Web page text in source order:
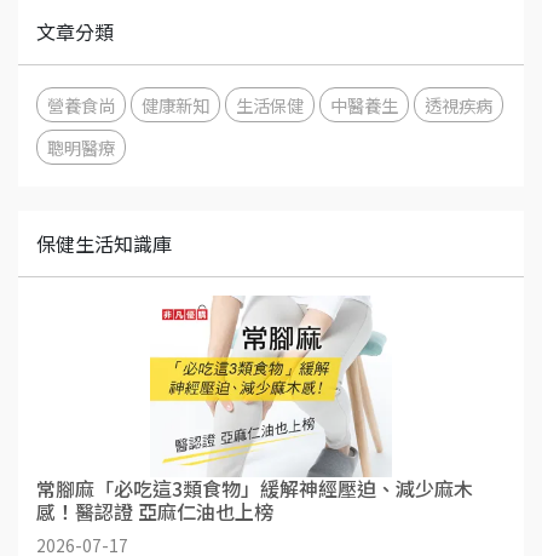
文章分類
營養食尚 健康新知 生活保健 中醫養生
透視疾病
聰明醫療
保健生活知識庫
常腳麻「必吃這3類食物」緩解神經壓迫、減少麻木
感！醫認證 亞麻仁油也上榜
2026-07-17